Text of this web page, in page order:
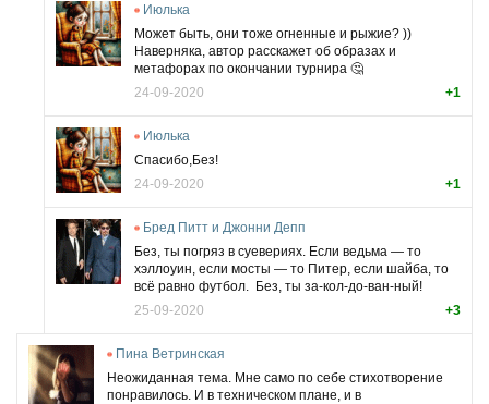
Июлька
Может быть, они тоже огненные и рыжие? ))
Наверняка, автор расскажет об образах и
метафорах по окончании турнира 🤔
+1
24-09-2020
Июлька
Спасибо,Без!
+1
24-09-2020
Бред Питт и Джонни Депп
Без, ты погряз в суевериях. Если ведьма — то
хэллоуин, если мосты — то Питер, если шайба, то
всё равно футбол. Без, ты за-кол-до-ван-ный!
+3
25-09-2020
Пина Ветринская
Неожиданная тема. Мне само по себе стихотворение
понравилось. И в техническом плане, и в